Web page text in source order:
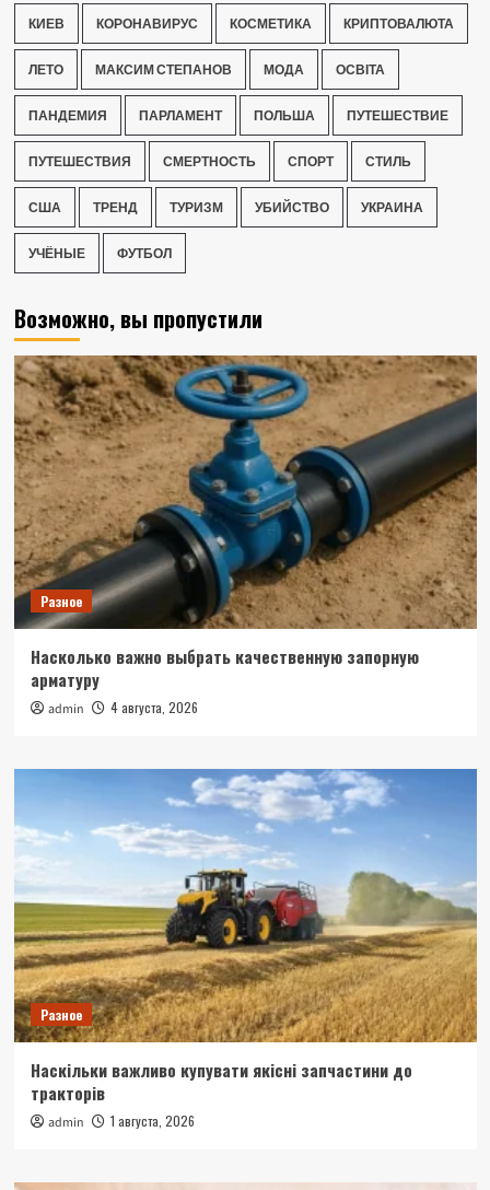
КИЕВ КОРОНАВИРУС КОСМЕТИКА КРИПТОВАЛЮТА
ЛЕТО МАКСИМ СТЕПАНОВ МОДА ОСВІТА
ПАНДЕМИЯ ПАРЛАМЕНТ ПОЛЬША ПУТЕШЕСТВИЕ
ПУТЕШЕСТВИЯ СМЕРТНОСТЬ СПОРТ СТИЛЬ
США ТРЕНД ТУРИЗМ УБИЙСТВО УКРАИНА
УЧЁНЫЕ ФУТБОЛ
Возможно, вы пропустили
Разное
Насколько важно выбрать качественную запорную
арматуру
admin 4 августа, 2026
Разное
Наскільки важливо купувати якісні запчастини до
тракторів
admin 1 августа, 2026